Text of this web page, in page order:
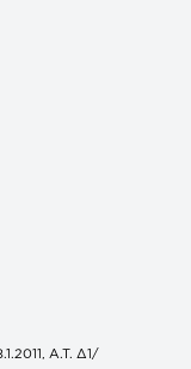
Α.Τ. Δ1/